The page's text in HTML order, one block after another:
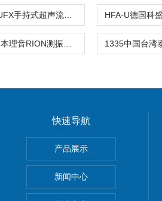
操器
DPI104数字标准压力表
快速导航
产品展示
新闻中心